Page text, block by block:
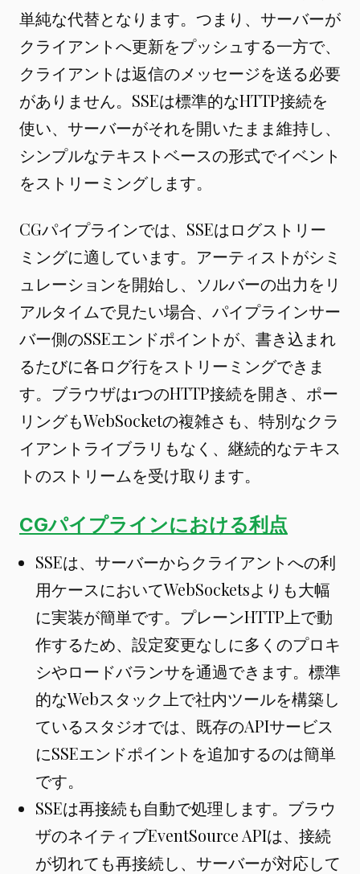
単純な代替となります。つまり、サーバーが
クライアントへ更新をプッシュする一方で、
クライアントは返信のメッセージを送る必要
がありません。SSEは標準的なHTTP接続を
使い、サーバーがそれを開いたまま維持し、
シンプルなテキストベースの形式でイベント
をストリーミングします。
CGパイプラインでは、SSEはログストリー
ミングに適しています。アーティストがシミ
ュレーションを開始し、ソルバーの出力をリ
アルタイムで見たい場合、パイプラインサー
バー側のSSEエンドポイントが、書き込まれ
るたびに各ログ行をストリーミングできま
す。ブラウザは1つのHTTP接続を開き、ポー
リングもWebSocketの複雑さも、特別なクラ
イアントライブラリもなく、継続的なテキス
トのストリームを受け取ります。
CGパイプラインにおける利点
SSEは、サーバーからクライアントへの利
用ケースにおいてWebSocketsよりも大幅
に実装が簡単です。プレーンHTTP上で動
作するため、設定変更なしに多くのプロキ
シやロードバランサを通過できます。標準
的なWebスタック上で社内ツールを構築し
ているスタジオでは、既存のAPIサービス
にSSEエンドポイントを追加するのは簡単
です。
SSEは再接続も自動で処理します。ブラウ
ザのネイティブEventSource APIは、接続
が切れても再接続し、サーバーが対応して